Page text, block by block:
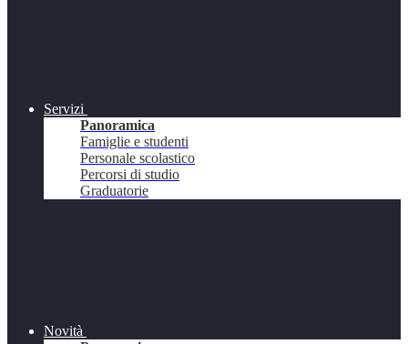
Servizi
Panoramica
Famiglie e studenti
Personale scolastico
Percorsi di studio
Graduatorie
Novità